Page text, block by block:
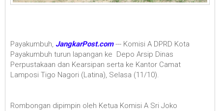
Payakumbuh, JangkarPost.com--- Komisi A DPRD Kota
Payakumbuh turun lapangan ke Depo Arsip Dinas
Perpustakaan dan Kearsipan serta ke Kantor Camat
Lamposi Tigo Nagori (Latina), Selasa (11/10).
Rombongan dipimpin oleh Ketua Komisi A Sri Joko